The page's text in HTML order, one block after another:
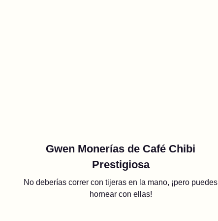
Gwen Monerías de Café Chibi
Prestigiosa
No deberías correr con tijeras en la mano, ¡pero puedes
hornear con ellas!